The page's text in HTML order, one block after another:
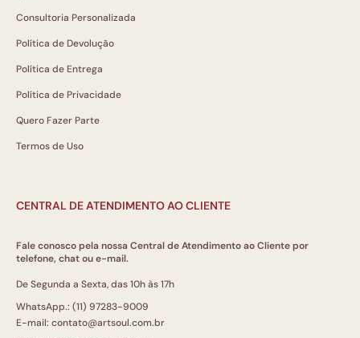
Consultoria Personalizada
Política de Devolução
Política de Entrega
Política de Privacidade
Quero Fazer Parte
Termos de Uso
CENTRAL DE ATENDIMENTO AO CLIENTE
Fale conosco pela nossa Central de Atendimento ao Cliente por
telefone, chat ou e-mail.
De Segunda a Sexta, das 10h às 17h
WhatsApp.: (11) 97283-9009
E-mail: contato@artsoul.com.br